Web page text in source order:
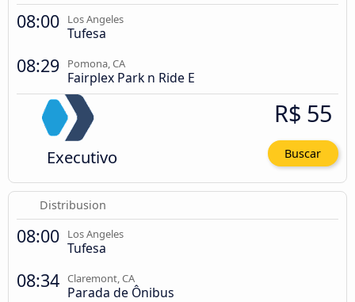
08:00 Los Angeles
Tufesa
08:29 Pomona, CA
Fairplex Park n Ride E
Executivo
R$ 55
Buscar
Distribusion
08:00 Los Angeles
Tufesa
08:34 Claremont, CA
Parada de Ônibus